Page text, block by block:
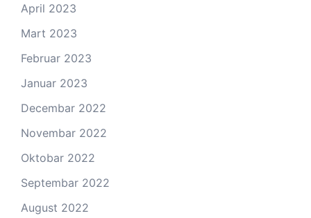
April 2023
Mart 2023
Februar 2023
Januar 2023
Decembar 2022
Novembar 2022
Oktobar 2022
Septembar 2022
August 2022